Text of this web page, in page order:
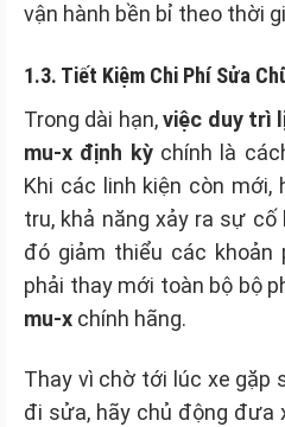
vận hành bền bỉ theo thời
1.3. Tiết Kiệm Chi Phí Sửa
Trong dài hạn,việc duy trì
mu-x định kỳchính là
Khi các linh kiện còn mới,
tru, khả năng xảy ra sự
đó giảm thiểu các
phải thay mới toàn bộ bộ
mu-x chính hãng.
Thay vì chờ tới lúc xe gặp
đi sửa, hãy chủ động đưa